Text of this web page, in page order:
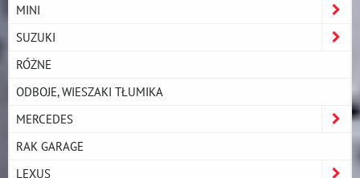
MINI
SUZUKI
RÓŻNE
ODBOJE, WIESZAKI TŁUMIKA
MERCEDES
RAK GARAGE
LEXUS